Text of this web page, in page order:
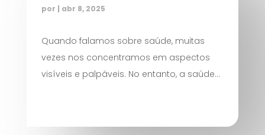
por | abr 8, 2025
Quando falamos sobre saúde, muitas
vezes nos concentramos em aspectos
visíveis e palpáveis. No entanto, a saúde...